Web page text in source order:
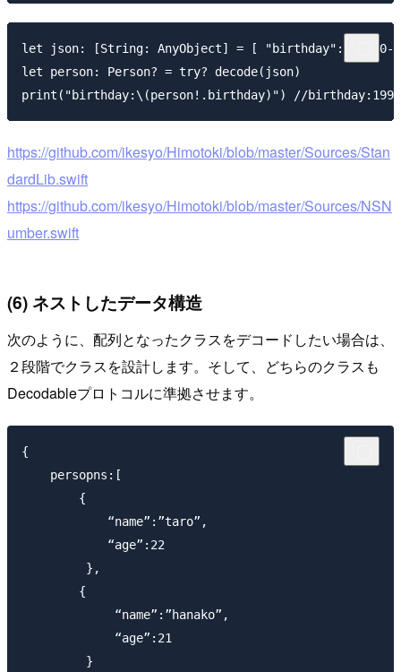
let json: [String: AnyObject] = [ "birthday": "1990-
let person: Person? = try? decode(json)
https://github.com/ikesyo/Himotoki/blob/master/Sources/Stan
dardLib.swift
https://github.com/ikesyo/Himotoki/blob/master/Sources/NSN
umber.swift
(6) ネストしたデータ構造
次のように、配列となったクラスをデコードしたい場合は、
２段階でクラスを設計します。そして、どちらのクラスも
Decodableプロトコルに準拠させます。
{
    persopns:[
        {
            “name”:”taro”,
            “age”:22
         },
        {
             “name”:”hanako”,
             “age”:21
         }